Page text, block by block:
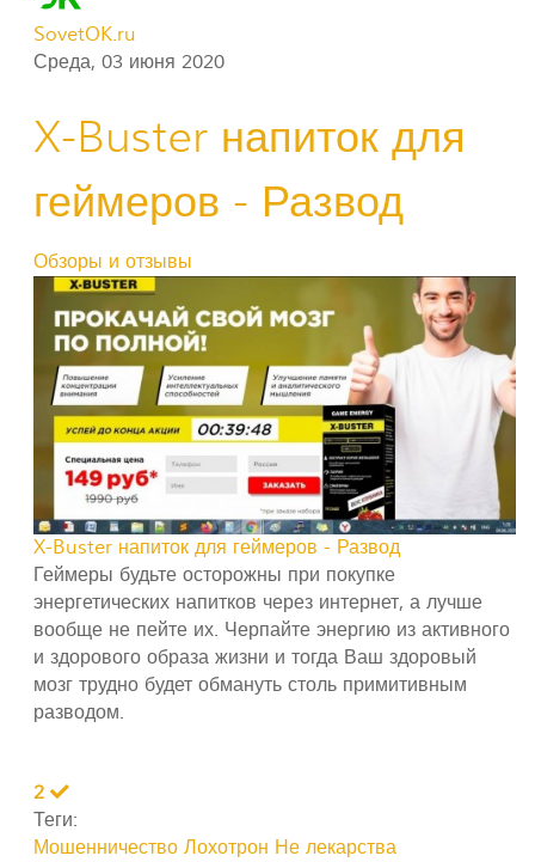
SovetOK.ru
Среда, 03 июня 2020
X-Buster напиток для
геймеров - Развод
Обзоры и отзывы
X-Buster напиток для геймеров - Развод
Геймеры будьте осторожны при покупке
энергетических напитков через интернет, а лучше
вообще не пейте их. Черпайте энергию из активного
и здорового образа жизни и тогда Ваш здоровый
мозг трудно будет обмануть столь примитивным
разводом.
2
Теги:
Мошенничество Лохотрон Не лекарства